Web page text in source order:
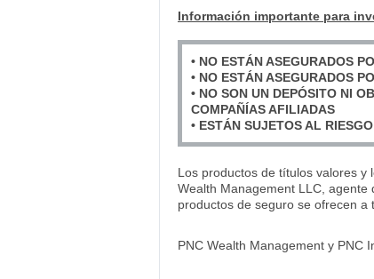
Información importante para
• NO ESTÁN ASEGURADOS
• NO ESTÁN ASEGURADOS
• NO SON UN DEPÓSITO NI
COMPAÑÍAS AFILIADAS
• ESTÁN SUJETOS AL
Los productos de títulos valores y
Wealth Management LLC,
productos de seguro se ofrecen a
PNC Wealth Management y PNC